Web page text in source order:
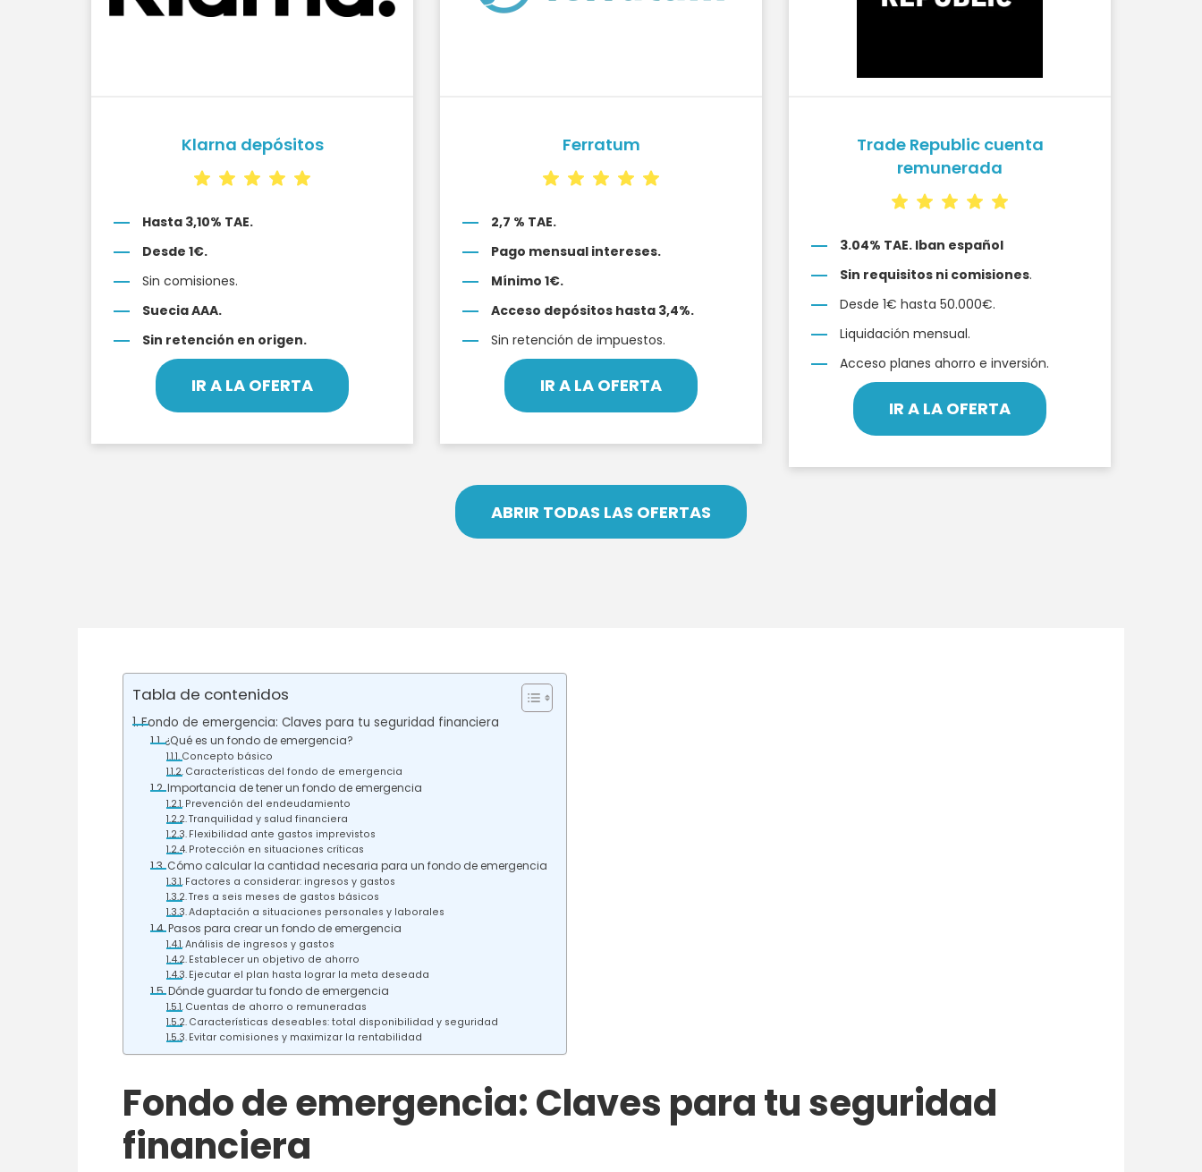
Klarna depósitos
Hasta 3,10% TAE.
Desde 1€.
Sin comisiones.
Suecia AAA.
Sin retención en origen.
IR A LA OFERTA
Ferratum
2,7 % TAE.
Pago mensual intereses.
Mínimo 1€.
Acceso depósitos hasta 3,4%.
Sin retención de impuestos.
IR A LA OFERTA
Trade Republic cuenta
remunerada
3.04% TAE. Iban español
Sin requisitos ni comisiones.
Desde 1€ hasta 50.000€.
Liquidación mensual.
Acceso planes ahorro e inversión.
IR A LA OFERTA
ABRIR TODAS LAS OFERTAS
Tabla de contenidos
Fondo de emergencia: Claves para tu seguridad financiera
¿Qué es un fondo de emergencia?
Concepto básico
Características del fondo de emergencia
Importancia de tener un fondo de emergencia
Prevención del endeudamiento
Tranquilidad y salud financiera
Flexibilidad ante gastos imprevistos
Protección en situaciones críticas
Cómo calcular la cantidad necesaria para un fondo de emergencia
Factores a considerar: ingresos y gastos
Tres a seis meses de gastos básicos
Adaptación a situaciones personales y laborales
Pasos para crear un fondo de emergencia
Análisis de ingresos y gastos
Establecer un objetivo de ahorro
Ejecutar el plan hasta lograr la meta deseada
Dónde guardar tu fondo de emergencia
Cuentas de ahorro o remuneradas
Características deseables: total disponibilidad y seguridad
Evitar comisiones y maximizar la rentabilidad
Fondo de emergencia: Claves para tu seguridad
financiera